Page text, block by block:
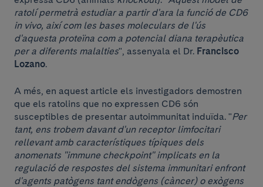
ratolí permetrà estudiar a partir d'ara la funció de CD6
in vivo, així com les bases moleculars de l'ús
d'aquesta proteïna com a potencial diana terapèutica
per a diferents malalties", assenyala el Dr. Francisco
Lozano.
A més, en aquest article els investigadors demostren
que els ratolins que no expressen CD6 són
susceptibles de presentar autoimmunitat induïda. "Per
tant, ens trobem davant d'un receptor limfocitari
rellevant amb característiques típiques dels
anomenats "immune checkpoint" implicats en la
regulació de respostes del sistema immunitari enfront
d'agents patògens tant endògens (càncer) o exògens